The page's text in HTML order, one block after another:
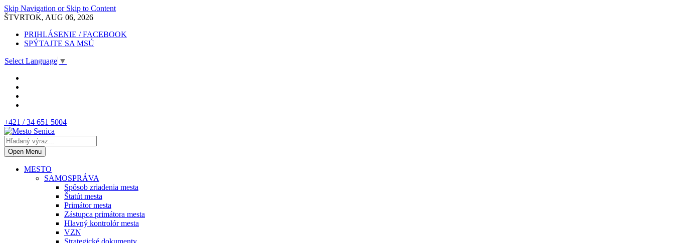
Skip Navigation or Skip to Content
ŠTVRTOK, AUG 06, 2026
PRIHLÁSENIE / FACEBOOK
SPÝTAJTE SA MSÚ
Select Language ▼
+421 / 34 651 5004
Open Menu
MESTO
SAMOSPRÁVA
Spôsob zriadenia mesta
Štatút mesta
Primátor mesta
Zástupca primátora mesta
Hlavný kontrolór mesta
VZN